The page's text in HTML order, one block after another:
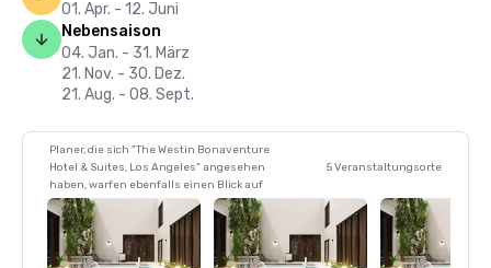
01. Apr. - 12. Juni
Nebensaison
04. Jan. - 31. März
21. Nov. - 30. Dez.
21. Aug. - 08. Sept.
Planer, die sich "The Westin Bonaventure
Hotel & Suites, Los Angeles" angesehen
haben, warfen ebenfalls einen Blick auf
5 Veranstaltungsorte